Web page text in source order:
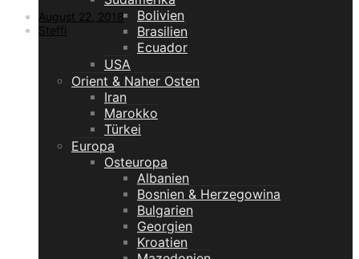
Bolivien
Brasilien
Ecuador
USA
Orient & Naher Osten
Iran
Marokko
Türkei
Europa
Osteuropa
Albanien
Bosnien & Herzegowina
Bulgarien
Georgien
Kroatien
August 22, 2018
Steffi